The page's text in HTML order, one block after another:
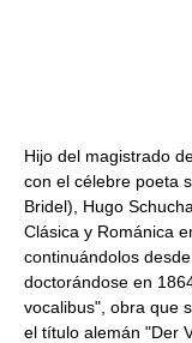
Hijo del magistrado
con el célebre poeta
Bridel), Hugo
Clásica y Románica
continuándolos
doctorándose en
vocalibus", obra que
el título alemán "Der